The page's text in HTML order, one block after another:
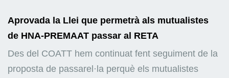
Aprovada la Llei que permetrà als mutualistes
de HNA-PREMAAT passar al RETA
Des del COATT hem continuat fent seguiment de la
proposta de passarel·la perquè els mutualistes